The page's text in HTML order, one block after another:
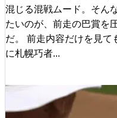
混じる混戦ムード。そん
たいのが、前走の巴賞を
だ。 前走内容だけを見て
に札幌巧者...